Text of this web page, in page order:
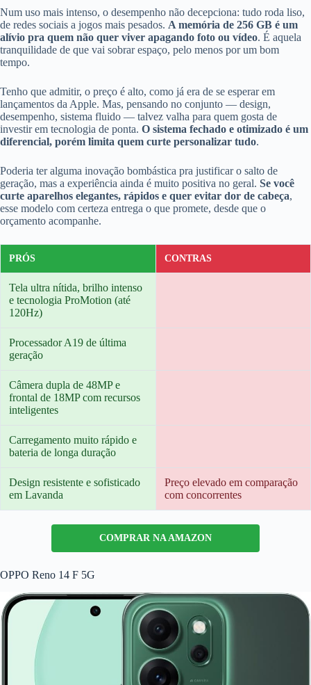
Num uso mais intenso, o desempenho não decepciona: tudo roda liso,
de redes sociais a jogos mais pesados. A memória de 256 GB é um
alívio pra quem não quer viver apagando foto ou vídeo. É aquela
tranquilidade de que vai sobrar espaço, pelo menos por um bom
tempo.
Tenho que admitir, o preço é alto, como já era de se esperar em
lançamentos da Apple. Mas, pensando no conjunto — design,
desempenho, sistema fluido — talvez valha para quem gosta de
investir em tecnologia de ponta. O sistema fechado e otimizado é um
diferencial, porém limita quem curte personalizar tudo.
Poderia ter alguma inovação bombástica pra justificar o salto de
geração, mas a experiência ainda é muito positiva no geral. Se você
curte aparelhos elegantes, rápidos e quer evitar dor de cabeça,
esse modelo com certeza entrega o que promete, desde que o
orçamento acompanhe.
PRÓS CONTRAS
Tela ultra nítida, brilho intenso
e tecnologia ProMotion (até
120Hz)
Processador A19 de última
geração
Câmera dupla de 48MP e
frontal de 18MP com recursos
inteligentes
Carregamento muito rápido e
bateria de longa duração
Design resistente e sofisticado
em Lavanda
Preço elevado em comparação
com concorrentes
COMPRAR NA AMAZON
OPPO Reno 14 F 5G